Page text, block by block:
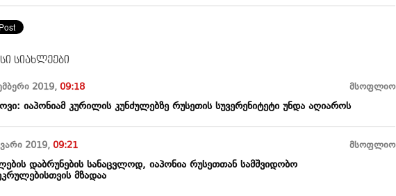
სიახლეები
2019, 09:18 მსოფლიო
იაპონიამ კურილის კუნძულებზე რუსეთის სუვერენიტეტი უნდა აღიაროს
2019, 09:21 მსოფლიო
დაბრუნების სანაცვლოდ, იაპონია რუსეთთან სამშვიდობო
მზადაა